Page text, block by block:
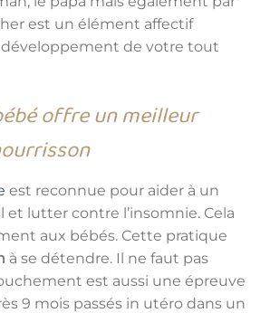
est un élément affectif
de votre tout
offre un meilleur
est reconnue pour aider à un
lutter contre l’insomnie. Cela
aux bébés. Cette pratique
à se détendre. Il ne faut pas
est aussi une épreuve
9 mois passés in utéro dans un